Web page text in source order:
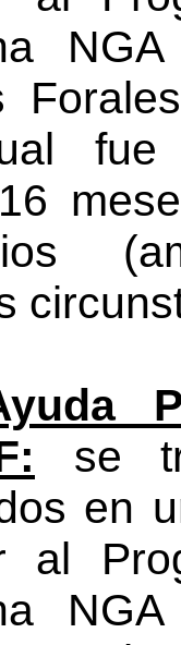
fue
se
en
al